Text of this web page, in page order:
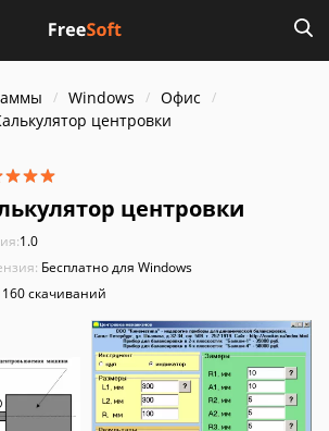
Windows
Офис
центровки
центровки
1.0
Бесплатно для Windows
скачиваний